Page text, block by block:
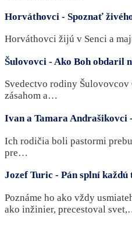
Horváthovci - Spoznať
Horváthovci žijú v Senci a
Šulovovci - Ako Boh obdaril
Svedectvo rodiny
zásahom a…
Ivan a Tamara Andrašikovci
Ich rodičia boli pastormi
pre…
Jozef Turic - Pán splní každú
Poznáme ho ako vždy
ako inžinier, precestoval